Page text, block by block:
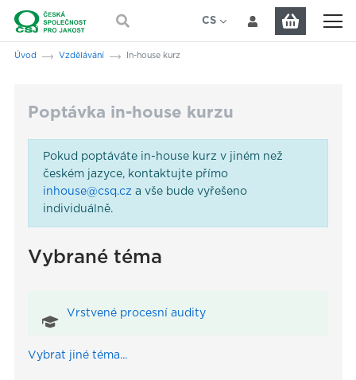
Přeskočit na hlavní obsah
CS
Jsi tady:
Úvod Vzdělávání In-house kurz
Poptávka in-house kurzu
Pokud poptáváte in-house kurz v jiném než
českém jazyce, kontaktujte přímo
inhouse@csq.cz a vše bude vyřešeno
individuálně.
Vybrané téma
Vrstvené procesní audity
Vybrat jiné téma...